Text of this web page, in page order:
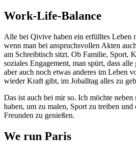
Work-Life-Balance
Alle bei Qivive haben ein erfülltes Leben
wenn man bei anspruchsvollen Akten
am Schreibtisch sitzt. Ob Familie, Sport,
soziales Engagement, man spürt, dass
aber auch noch etwas anderes im Leben
wieder Kraft gibt, im Joballtag alles zu
Das ist auch bei mir so. Ich möchte
haben, um zu malen, Sport zu treiben
Freunden zu genießen.
We run Paris